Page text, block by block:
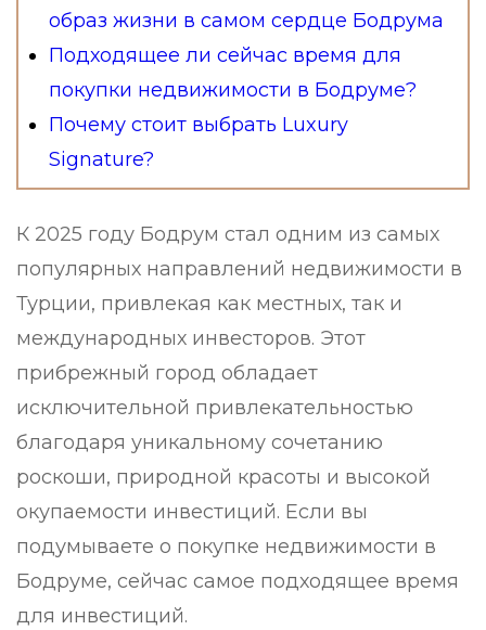
образ жизни в самом сердце Бодрума
Подходящее ли сейчас время для
покупки недвижимости в Бодруме?
Почему стоит выбрать Luxury
Signature?
К 2025 году Бодрум стал одним из самых
популярных направлений недвижимости в
Турции, привлекая как местных, так и
международных инвесторов. Этот
прибрежный город обладает
исключительной привлекательностью
благодаря уникальному сочетанию
роскоши, природной красоты и высокой
окупаемости инвестиций. Если вы
подумываете о покупке недвижимости в
Бодруме, сейчас самое подходящее время
для инвестиций.